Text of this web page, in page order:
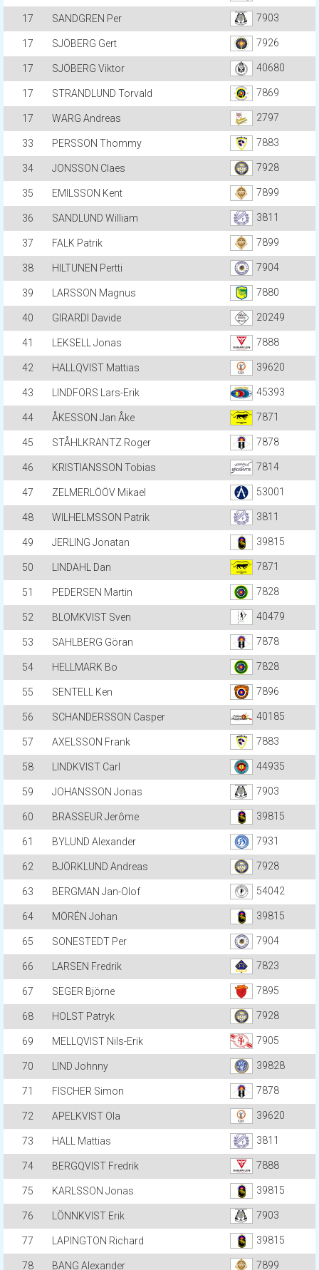
17 SANDGREN Per 7903
17 SJÖBERG Gert 7926
17 SJÖBERG Viktor 40680
17 STRANDLUND Torvald 7869
17 WARG Andreas 2797
33 PERSSON Thommy 7883
34 JONSSON Claes 7928
35 EMILSSON Kent 7899
36 SANDLUND William 3811
37 FALK Patrik 7899
38 HILTUNEN Pertti 7904
39 LARSSON Magnus 7880
40 GIRARDI Davide 20249
41 LEKSELL Jonas 7888
42 HALLQVIST Mattias 39620
43 LINDFORS Lars-Erik 45393
44 ÅKESSON Jan Åke 7871
45 STÅHLKRANTZ Roger 7878
46 KRISTIANSSON Tobias 7814
47 ZELMERLÖÖV Mikael 53001
48 WILHELMSSON Patrik 3811
49 JERLING Jonatan 39815
50 LINDAHL Dan 7871
51 PEDERSEN Martin 7828
52 BLOMKVIST Sven 40479
53 SAHLBERG Göran 7878
54 HELLMARK Bo 7828
55 SENTELL Ken 7896
56 SCHANDERSSON Casper 40185
57 AXELSSON Frank 7883
58 LINDKVIST Carl 44935
59 JOHANSSON Jonas 7903
60 BRASSEUR Jerôme 39815
61 BYLUND Alexander 7931
62 BJÖRKLUND Andreas 7928
63 BERGMAN Jan-Olof 54042
64 MÖRÉN Johan 39815
65 SONESTEDT Per 7904
66 LARSEN Fredrik 7823
67 SEGER Björne 7895
68 HOLST Patryk 7928
69 MELLQVIST Nils-Erik 7905
70 LIND Johnny 39828
71 FISCHER Simon 7878
72 APELKVIST Ola 39620
73 HALL Mattias 3811
74 BERGQVIST Fredrik 7888
75 KARLSSON Jonas 39815
76 LÖNNKVIST Erik 7903
77 LAPINGTON Richard 39815
78 BANG Alexander 7899